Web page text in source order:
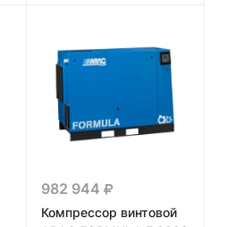
982 944
Компрессор винтовой